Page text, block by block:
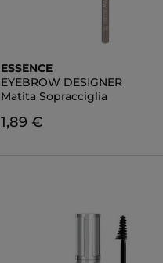
ESSENCE
EYEBROW DESIGNER
Matita Sopracciglia
1,89 €